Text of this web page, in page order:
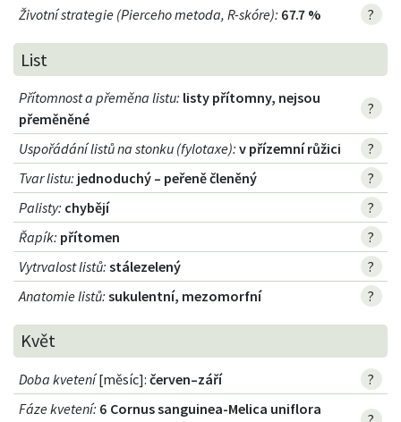
Životní strategie (Pierceho metoda, R-skóre): 67.7 % ?
List
Přítomnost a přeměna listu: listy přítomny, nejsou
přeměněné
?
Uspořádání listů na stonku (fylotaxe): v přízemní růžici
?
Tvar listu: jednoduchý – peřeně členěný
?
Palisty: chybějí
?
Řapík: přítomen
?
Vytrvalost listů: stálezelený
?
Anatomie listů: sukulentní, mezomorfní ?
Květ
Doba kvetení[měsíc]: červen–září
?
Fáze kvetení: 6 Cornus sanguinea-Melica uniflora